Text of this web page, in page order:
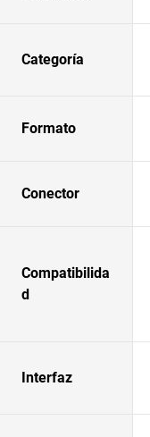
Categoría
Formato
Conector
Compatibilida
d
Interfaz